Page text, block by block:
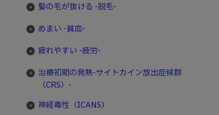
髪の毛が抜ける -脱毛-
めまい -貧血-
疲れやすい -疲労-
治療初期の発熱-サイトカイン放出症候群
（CRS）-
神経毒性（ICANS）